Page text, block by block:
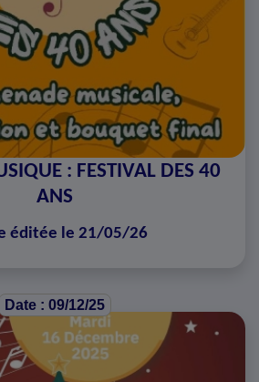
: FESTIVAL DES 40
ANS
éditée le 21/05/26
Date : 09/12/25